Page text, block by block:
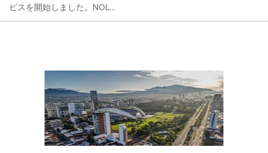
ビスを開始しました。NOL...